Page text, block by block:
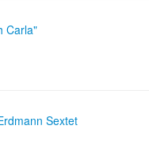
Carla"
Sextet